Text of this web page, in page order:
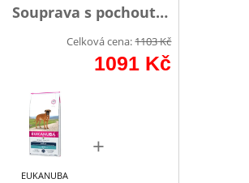
Souprava s pochoutkou
Celková cena:1103Kč
1091 Kč
EUKANUBA
+